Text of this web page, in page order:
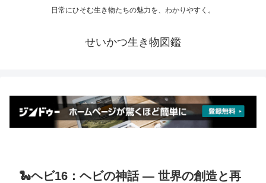
日常にひそむ生き物たちの魅力を、わかりやすく。
せいかつ生き物図鑑
🐍ヘビ16：ヘビの神話 ― 世界の創造と再